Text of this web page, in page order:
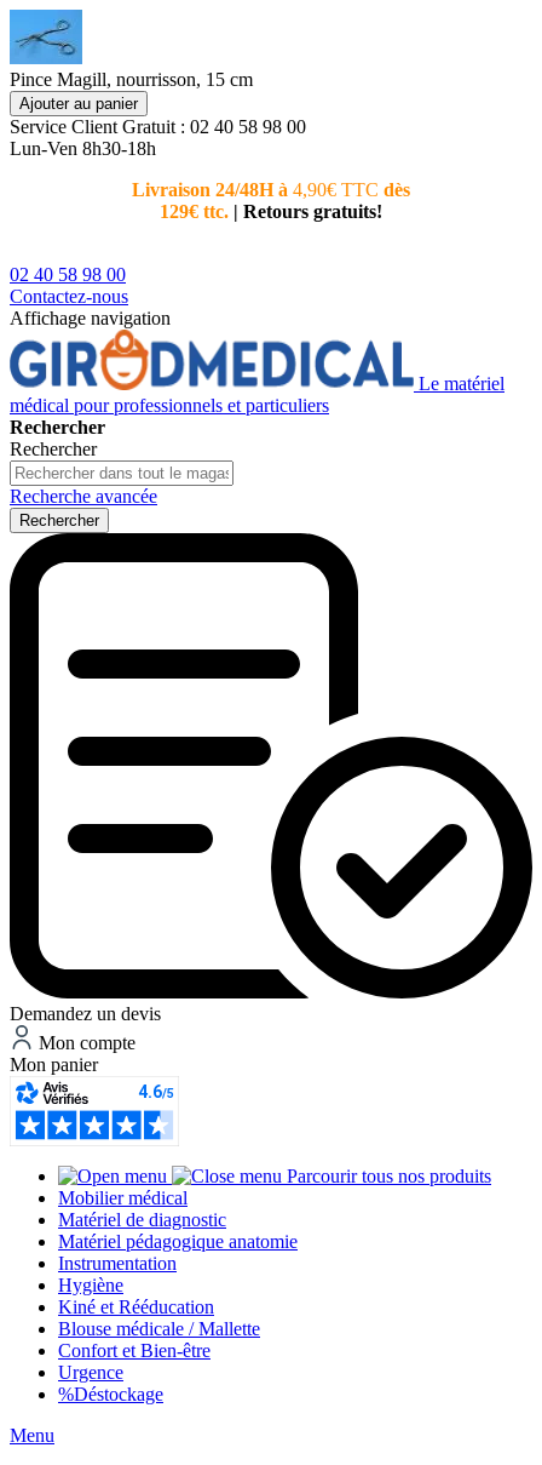
Pince Magill, nourrisson, 15 cm
Ajouter au panier
Service Client Gratuit : 02 40 58 98 00
Lun-Ven 8h30-18h
Livraison 24/48H à 4,90€ TTC dès
129€ ttc. | Retours gratuits!
02 40 58 98 00
Contactez-nous
Affichage navigation
Le matériel
médical pour professionnels et particuliers
Rechercher
Rechercher
Recherche avancée
Rechercher
Demandez un devis
Mon compte
Mon panier
Parcourir tous nos produits
Mobilier médical
Matériel de diagnostic
Matériel pédagogique anatomie
Instrumentation
Hygiène
Kiné et Rééducation
Blouse médicale / Mallette
Confort et Bien-être
Urgence
%Déstockage
Menu